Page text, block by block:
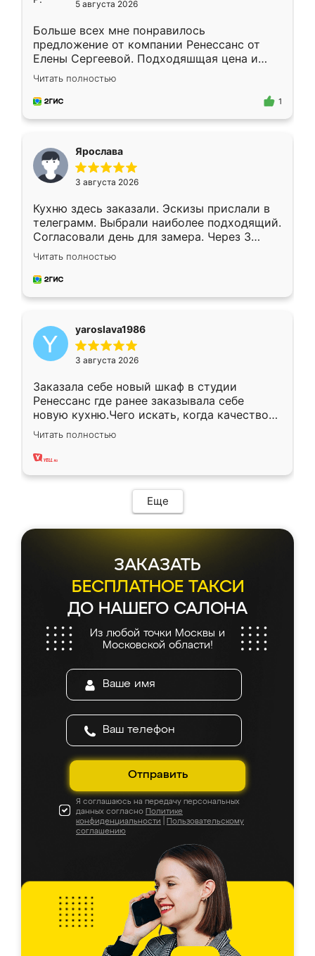
5 августа 2026
Больше всех мне понравилось
предложение от компании Ренессанс от
Елены Сергеевой. Подходяшщая цена и
короткие сроки изготовления. Приехавший
для замера сотрудник Владислав
предложил по моему эскизу самый
Читать полностью
1
Ярослава
3 августа 2026
Кухню здесь заказали. Эскизы прислали в
телеграмм. Выбрали наиболее подходящий.
Согласовали день для замера. Через 3
недели кухня была уже готова. Остались
довольны работой. Спасибо Ренессанс
мебель за качественную работу!
Читать полностью
yaroslava1986
3 августа 2026
Заказала себе новый шкаф в студии
Ренессанс где ранее заказывала себе
новую кухню.Чего искать, когда качеством
вполне довольна. Служит кухня уже почти
два года, нареканий нет.
Читать полностью
Еще
ЗАКАЗАТЬ
БЕСПЛАТНОЕ ТАКСИ
ДО НАШЕГО САЛОНА
Из любой точки Москвы и
Московской области!
Отправить
Я соглашаюсь на передачу персональных
данных согласно Политике
конфиденциальности
Пользовательскому
соглашению